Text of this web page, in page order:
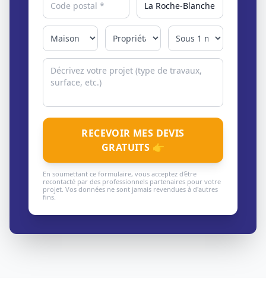
RECEVOIR MES DEVIS
GRATUITS 👉
En soumettant ce formulaire, vous acceptez d'être
recontacté par des professionnels partenaires pour votre
projet. Vos données ne sont jamais revendues à d'autres
fins.